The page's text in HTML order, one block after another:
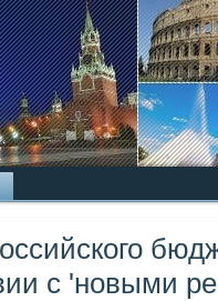
с 'новыми